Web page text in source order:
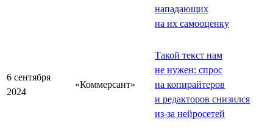
нападающих
на их самооценку
6 сентября
2024
«Коммерсант»
Такой текст нам
не нужен: спрос
на копирайтеров
и редакторов снизился
из-за нейросетей